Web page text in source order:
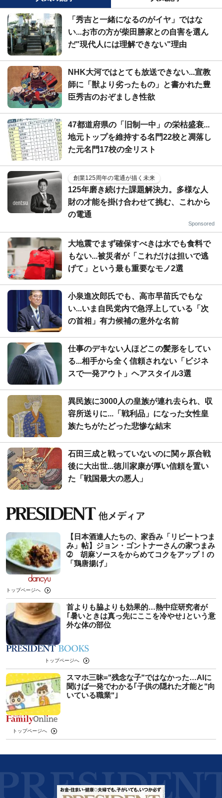
「秀吉と一緒になるのがイヤ」ではな
い...お市の方が柴田勝家との自害を選ん
だ"現代人には理解できない"理由
NHK大河ではとても放送できない...宣教
師に「獣より劣ったもの」と書かれた豊
臣秀吉のおぞましき性欲
47都道府県の「旧制一中」の栄枯盛衰...
地元トップを維持する名門22校と凋落し
た元名門17校の全リスト
創業125周年の電通が描く未来
125年磨き続けた課題解決力。多様な人
財の才能を掛け合わせて挑む、これから
の電通
Sponsored
大地震でまず確保すべきは水でも食料で
もない...被災者が「これだけは担いで逃
げて」という最も重要なモノ2選
小泉進次郎氏でも、高市早苗氏でもな
い...いま自民党内で急浮上している「次
の首相」有力候補の意外な名前
仕事のデキない人ほどこの髪形をしてい
る...相手から全く信頼されない「ビジネ
スで一発アウト」ヘアスタイル3選
異民族に3000人の皇族が連れ去られ、収
容所送りに...「戦利品」になった女性皇
族たちがたどった悲惨な結末
石田三成と戦っていないのに関ヶ原合戦
後に大出世...徳川家康が厚い信頼を置い
た「戦国最大の悪人」
【日本酒達人たちの、家呑み「リピートつま
み」帖】ジョン・ゴントナーさんの家つまみ
➁ 胡麻ソースをからめてコクをアップ！の
「鶏唐揚げ」
トップページへ
首よりも脇よりも効果的…熱中症研究者が
｢暑いときは真っ先にここを冷やせ｣という意
外な体の部位
トップページへ
スマホ三昧="残念な子"ではなかった…AIに
聞けば一発でわかる｢子供の隠れた才能と"向
いている職業"｣
トップページへ